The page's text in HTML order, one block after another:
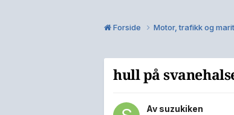
Forside Motor, trafikk og
hull på
Av suzukiken